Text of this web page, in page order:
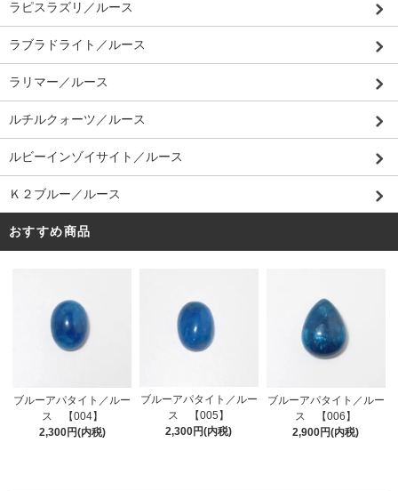
ラピスラズリ／ルース
ラブラドライト／ルース
ラリマー／ルース
ルチルクォーツ／ルース
ルビーインゾイサイト／ルース
Ｋ２ブルー／ルース
おすすめ商品
ブルーアパタイト／ルー
ス 【004】
2,300円(内税)
ブルーアパタイト／ルー
ス 【005】
2,300円(内税)
ブルーアパタイト／ルー
ス 【006】
2,900円(内税)